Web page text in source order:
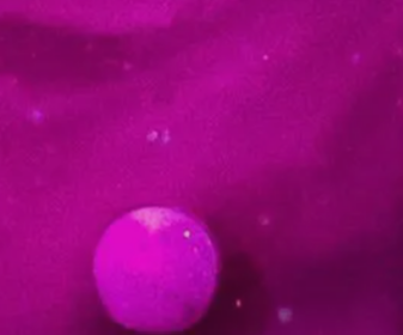
Modèle budgétaire